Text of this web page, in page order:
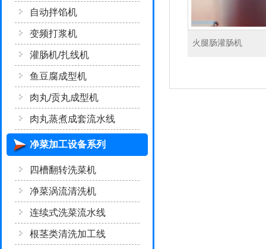
自动拌馅机
变频打浆机
灌肠机/扎线机
鱼豆腐成型机
肉丸/贡丸成型机
肉丸蒸煮成套流水线
净菜加工设备系列
四槽翻转洗菜机
净菜涡流清洗机
连续式洗菜流水线
根茎类清洗加工线
火腿肠灌肠机